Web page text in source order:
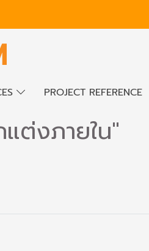
PROJECT REFERENCE
ต่งภายใน"